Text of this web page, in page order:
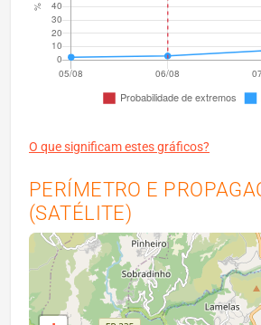
O que significam estes gráficos?
PERÍMETRO E
(SATÉLITE)